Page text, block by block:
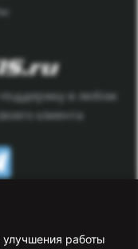
поддержку в любом
клиента
работы